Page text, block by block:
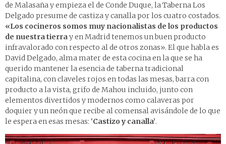
de Malasaña y empieza el de Conde Duque, laTaberna Los
Delgado presume de castiza y canalla por los cuatro costados.
«Los cocineros somos muy nacionalistas de los productos
de nuestra tierray en Madrid tenemos un buen producto
infravalorado con respecto al de otros zonas». El que habla es
David Delgado, alma mater de esta cocina en la que se ha
querido mantener la esencia de ta­berna tradicional
capitalina, con claveles rojos en todas las mesas, barra con
producto a la vista, grifo de Mahou incluido, junto con
elementos divertidos y modernos como calaveras por
doquier y un neón que recibe al comensal avisándole de lo que
le espera en esas mesas: ‘Castizo y canalla’.
Reproductor